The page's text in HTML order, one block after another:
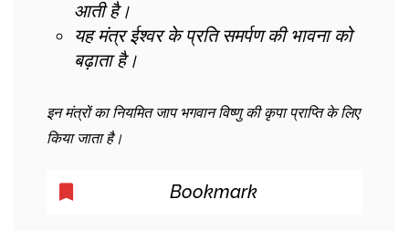
आती है।
यह मंत्र ईश्वर के प्रति समर्पण की भावना को
बढ़ाता है।
इन मंत्रों का नियमित जाप भगवान विष्णु की कृपा प्राप्ति के लिए
किया जाता है।
Bookmark